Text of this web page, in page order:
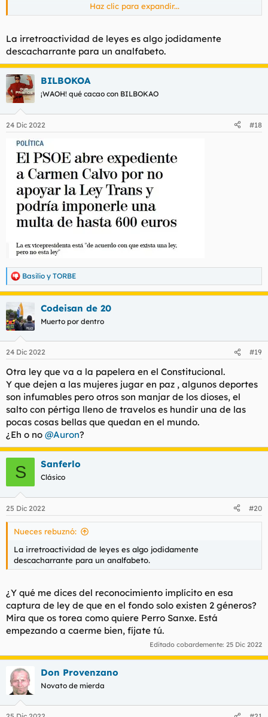
confirma porque esto es jodidamente descarrachante.
Haz clic para expandir...
La irretroactividad de leyes es algo jodidamente
descacharrante para un analfabeto.
BILBOKOA
¡WAOH! qué cacao con BILBOKAO
24 Dic 2022 #18
R
e
a
c
c
i
e
:
Basilio y TORBE
Codeisan de 20
Muerto por dentro
24 Dic 2022 #19
Otra ley que va a la papelera en el Constitucional.
Y que dejen a las mujeres jugar en paz , algunos deportes
son infumables pero otros son manjar de los dioses, el
salto con pértiga lleno de travelos es hundir una de las
pocas cosas bellas que quedan en el mundo.
¿Eh o no @Auron?
S Sanferlo
Clásico
25 Dic 2022 #20
Nueces rebuznó:
La irretroactividad de leyes es algo jodidamente
descacharrante para un analfabeto.
¿Y qué me dices del reconocimiento implícito en esa
captura de ley de que en el fondo solo existen 2 géneros?
Mira que os torea como quiere Perro Sanxe. Está
empezando a caerme bien, fíjate tú.
Editado cobardemente: 25 Dic 2022
Don Provenzano
Novato de mierda